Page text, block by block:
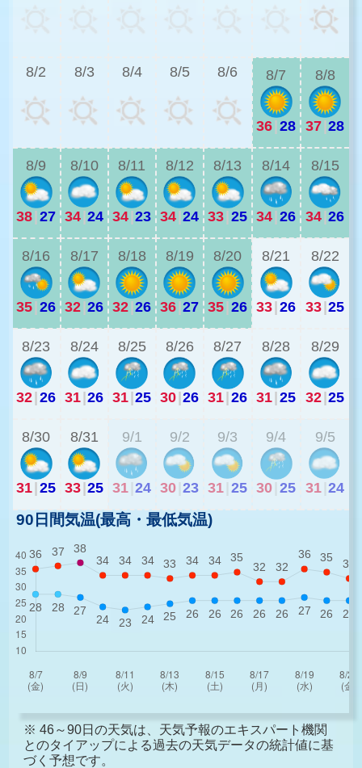
8/2 8/3 8/4 8/5 8/6 8/7
36|28
8/8
37|28
8/9
38|27
8/10
34|24
8/11
34|23
8/12
34|24
8/13
33|25
8/14
34|26
8/15
34|26
8/16
35|26
8/17
32|26
8/18
32|26
8/19
36|27
8/20
35|26
8/21
33|26
8/22
33|25
8/23
32|26
8/24
31|26
8/25
31|25
8/26
30|26
8/27
31|26
8/28
31|25
8/29
32|25
8/30
31|25
8/31
33|25
9/1
31 24
9/2
30 23
9/3
31 25
9/4
30 25
9/5
31 24
90日間気温(最高・最低気温)
※ 46～90日の天気は、天気予報のエキスパート機関
とのタイアップによる過去の天気データの統計値に基
づく予想です。